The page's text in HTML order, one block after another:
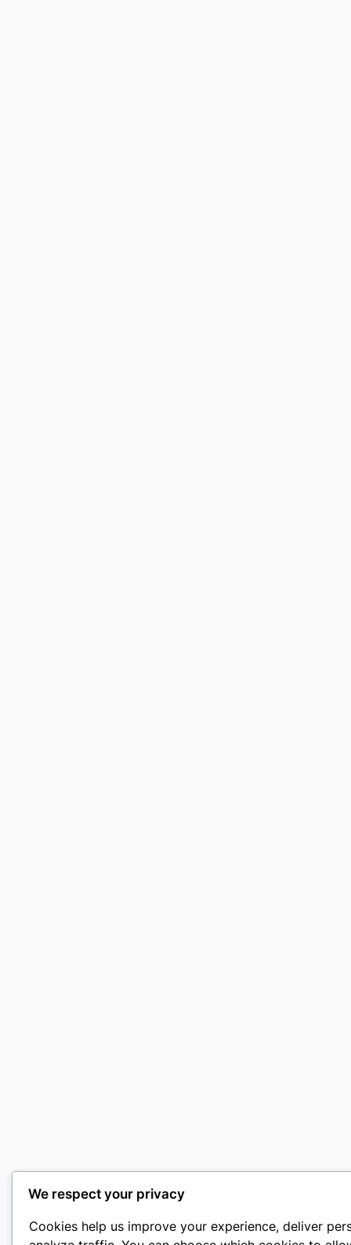
We respect your privacy
Cookies help us improve your experience, deliver